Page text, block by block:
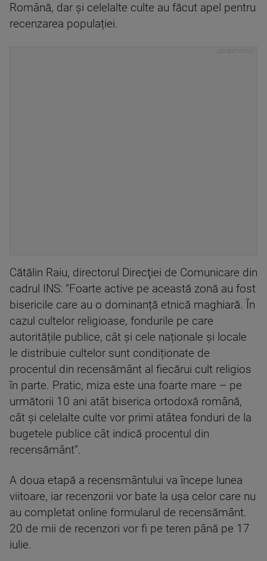
Română, dar și celelalte culte au făcut apel pentru
recenzarea populației.
Cătălin Raiu, directorul Direcţiei de Comunicare din
cadrul INS: ”Foarte active pe această zonă au fost
bisericile care au o dominanță etnică maghiară. În
cazul cultelor religioase, fondurile pe care
autoritățile publice, cât și cele naționale și locale
le distribuie cultelor sunt condiționate de
procentul din recensământ al fiecărui cult religios
în parte. Pratic, miza este una foarte mare – pe
următorii 10 ani atât biserica ortodoxă română,
cât și celelalte culte vor primi atâtea fonduri de la
bugetele publice cât indică procentul din
recensământ”.
A doua etapă a recensmântului va începe lunea
viitoare, iar recenzorii vor bate la uşa celor care nu
au completat online formularul de recensământ.
20 de mii de recenzori vor fi pe teren până pe 17
iulie.